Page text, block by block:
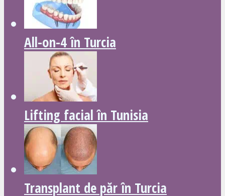
All-on-4 în Turcia
Lifting facial în Tunisia
Transplant de păr în Turcia